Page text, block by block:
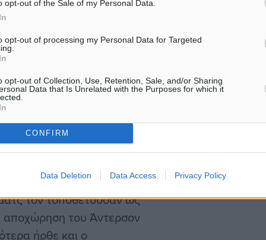
opt-out of the Sale of my Personal Data.
opt-out of processing my Personal Data for Targeted
opt-out of Collection, Use, Retention, Sale, and/or Sharing
Data that Is Unrelated with the Purposes for which it
CONFIRM
Data Deletion Data Access Privacy Policy
αρνητικό τρόπο την
(2014), ωστόσο με πολύ
ελάχιστο χρόνο
τον οδήγησε στο να
επιλογή του ήταν…
πως πήρε αυτήν την
εκεί προπονητή τον
δεν ήταν
τον τοποθετούσαν ως
αποχώρηση του Άντερσον
ήρθε και ο